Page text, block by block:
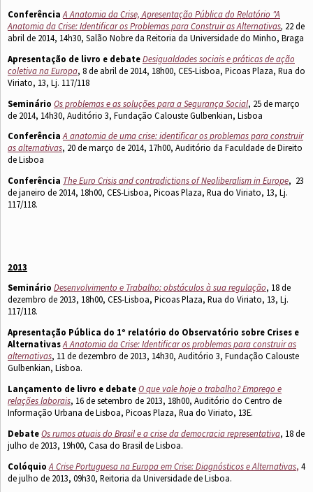
Conferência A Anatomia da Crise, Apresentação Pública do Relatório "A
Anatomia da Crise: Identificar os Problemas para Construir as Alternativas, 22 de
abril de 2014, 14h30, Salão Nobre da Reitoria da Universidade do Minho, Braga
Apresentação de livro e debateDesigualdades sociais e práticas de ação
coletiva na Europa, 8 de abril de 2014, 18h00, CES-Lisboa, Picoas Plaza, Rua do
Viriato, 13, Lj. 117/118
Seminário Os problemas e as soluções para a Segurança Social, 25 de março
de 2014, 14h30, Auditório 3, Fundação Calouste Gulbenkian, Lisboa
ConferênciaA anatomia de uma crise: identificar os problemas para construir
as alternativas, 20 de março de 2014, 17h00, Auditório da Faculdade de Direito
de Lisboa
Conferência The Euro Crisis and contradictions of Neoliberalism in Europe, 23
de janeiro de 2014, 18h00, CES-Lisboa, Picoas Plaza, Rua do Viriato, 13, Lj.
117/118.
2013
Seminário Desenvolvimento e Trabalho: obstáculos à sua regulação, 18 de
dezembro de 2013, 18h00, CES-Lisboa, Picoas Plaza, Rua do Viriato, 13, Lj.
117/118.
Apresentação Pública do 1º relatório do Observatório sobre Crises e
AlternativasA Anatomia da Crise: Identificar os problemas para construir as
alternativas, 11 de dezembro de 2013, 14h30, Auditório 3, Fundação Calouste
Gulbenkian, Lisboa.
Lançamento de livro e debateO que vale hoje o trabalho? Emprego e
relações laborais, 16 de setembro de 2013, 18h00, Auditório do Centro de
Informação Urbana de Lisboa, Picoas Plaza, Rua do Viriato, 13E.
DebateOs rumos atuais do Brasil e a crise da democracia representativa, 18 de
julho de 2013, 19h00, Casa do Brasil de Lisboa.
Colóquio A Crise Portuguesa na Europa em Crise: Diagnósticos e Alternativas, 4
de julho de 2013, 09h30, Reitoria da Universidade de Lisboa.